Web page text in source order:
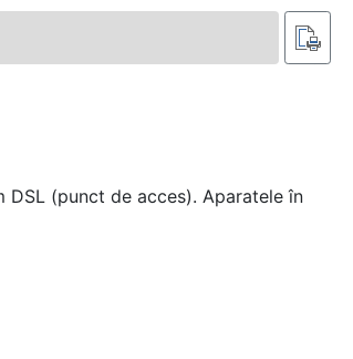
(punct de acces). Aparatele în